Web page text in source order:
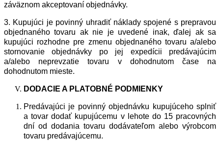
záväznom akceptovaní objednávky.
3. Kupujúci je povinný uhradiť náklady spojené s prepravou
objednaného tovaru ak nie je uvedené inak, ďalej ak sa
kupujúci rozhodne pre zmenu objednaného tovaru a/alebo
stornovanie objednávky po jej expedícii predávajúcim
a/alebo neprevzatie tovaru v dohodnutom čase na
dohodnutom mieste.
DODACIE A PLATOBN É PODMIENKY
Predávajúci je povinný objednávku kupujúceho splniť
a tovar dodať kupujúcemu v lehote do 15 pracovných
dní od dodania tovaru dodávateľom alebo výrobcom
tovaru predávajúcemu.